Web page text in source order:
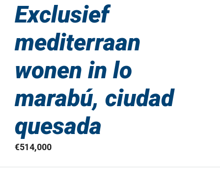
Exclusief
mediterraan
wonen in lo
marabú, ciudad
quesada
€514,000